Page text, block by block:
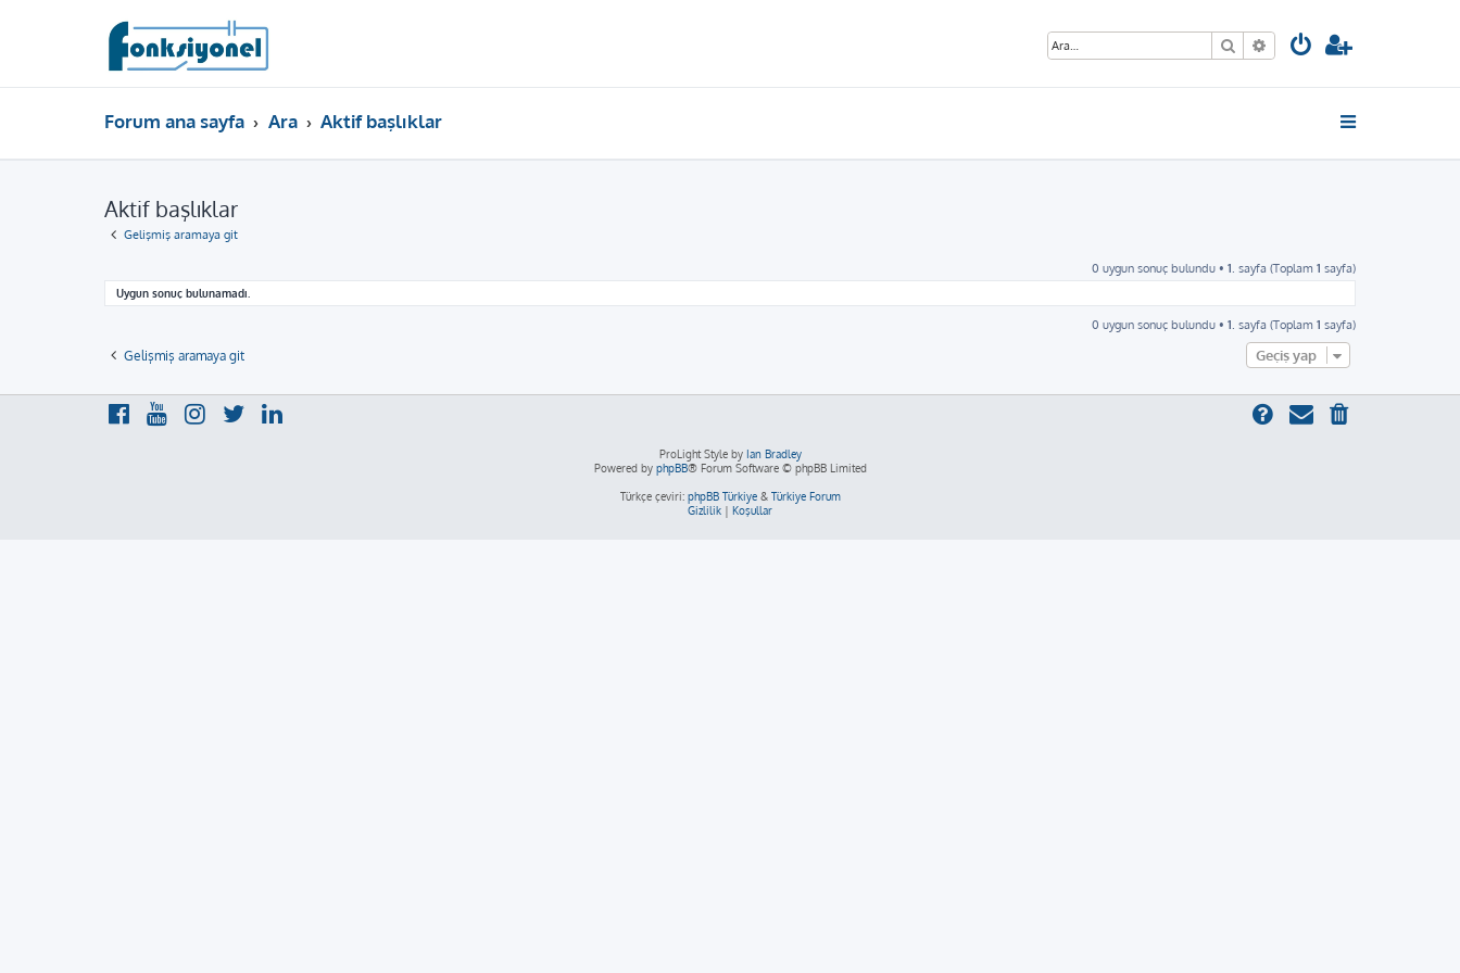
Ara Gelişmiş arama
Forum ana sayfa Ara Aktif başlıklar
Aktif başlıklar
Gelişmiş aramaya git
0 uygun sonuç bulundu • 1 . sayfa (Toplam 1 sayfa)
Uygun sonuç bulunamadı.
0 uygun sonuç bulundu • 1 . sayfa (Toplam 1 sayfa)
Gelişmiş aramaya git Geçiş yap
ProLight Style by Ian Bradley
Powered by phpBB® Forum Software © phpBB Limited
Türkçe çeviri: phpBB Türkiye& Türkiye Forum
Gizlilik | Koşullar